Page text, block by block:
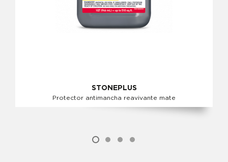
STONEPLUS
Protector antimancha reavivante mate